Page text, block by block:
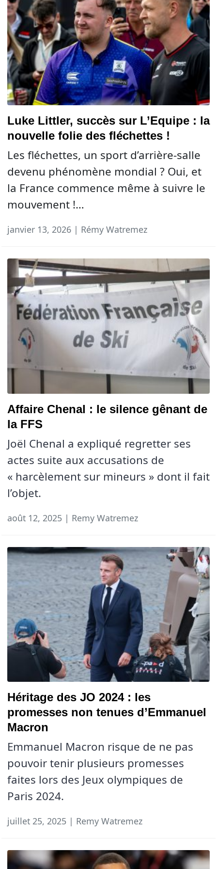
Luke Littler, succès sur L’Equipe : la
nouvelle folie des fléchettes !
Les fléchettes, un sport d’arrière-salle
devenu phénomène mondial ? Oui, et
la France commence même à suivre le
mouvement !…
janvier 13, 2026 | Rémy Watremez
Affaire Chenal : le silence gênant de
la FFS
Joël Chenal a expliqué regretter ses
actes suite aux accusations de
« harcèlement sur mineurs » dont il fait
l’objet.
août 12, 2025 | Remy Watremez
Héritage des JO 2024 : les
promesses non tenues d’Emmanuel
Macron
Emmanuel Macron risque de ne pas
pouvoir tenir plusieurs promesses
faites lors des Jeux olympiques de
Paris 2024.
juillet 25, 2025 | Remy Watremez